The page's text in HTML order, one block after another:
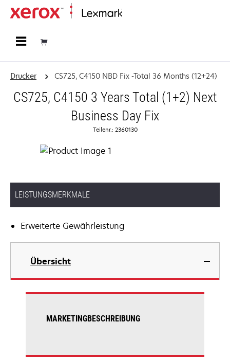
Drucker CS725, C4150 NBD Fix -Total 36 Months (12+24)
CS725, C4150 3 Years Total (1+2) Next
Business Day Fix
Teilenr.: 2360130
LEISTUNGSMERKMALE
Erweiterte Gewährleistung
Übersicht
MARKETINGBESCHREIBUNG